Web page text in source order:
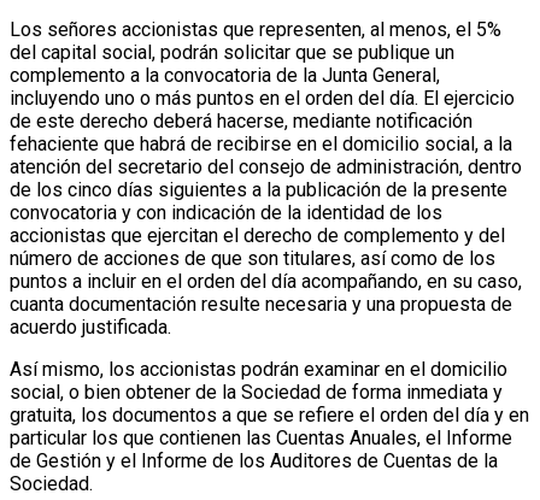
Los señores accionistas que representen, al menos, el 5%
del capital social, podrán solicitar que se publique un
complemento a la convocatoria de la Junta General,
incluyendo uno o más puntos en el orden del día. El ejercicio
de este derecho deberá hacerse, mediante notificación
fehaciente que habrá de recibirse en el domicilio social, a la
atención del secretario del consejo de administración, dentro
de los cinco días siguientes a la publicación de la presente
convocatoria y con indicación de la identidad de los
accionistas que ejercitan el derecho de complemento y del
número de acciones de que son titulares, así como de los
puntos a incluir en el orden del día acompañando, en su caso,
cuanta documentación resulte necesaria y una propuesta de
acuerdo justificada.
Así mismo, los accionistas podrán examinar en el domicilio
social, o bien obtener de la Sociedad de forma inmediata y
gratuita, los documentos a que se refiere el orden del día y en
particular los que contienen las Cuentas Anuales, el Informe
de Gestión y el Informe de los Auditores de Cuentas de la
Sociedad.